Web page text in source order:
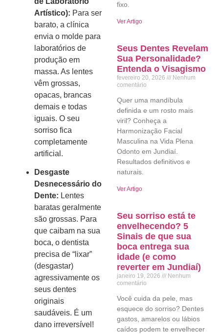
Artístico): Para ser
barato, a clínica
envia o molde para
laboratórios de
produção em
massa. As lentes
vêm grossas,
opacas, brancas
demais e todas
iguais. O seu
sorriso fica
completamente
artificial.
Desgaste
Desnecessário do
Dente: Lentes
baratas geralmente
são grossas. Para
que caibam na sua
boca, o dentista
precisa de “lixar”
(desgastar)
agressivamente os
seus dentes
originais
saudáveis. É um
dano irreversível!
fixo.
Ver Artigo
Seus Dentes Revelam
Sua Personalidade?
Entenda o Visagismo
fevereiro 20, 2026
Nenhum
comentário
Quer uma mandíbula
definida e um rosto mais
viril? Conheça a
Harmonização Facial
Masculina na Vida Plena
Odonto em Jundiaí.
Resultados definitivos e
naturais.
Ver Artigo
Seu sorriso está te
envelhecendo? 5
Sinais de que sua
boca entrega sua
idade (e como
reverter em Jundiaí)
janeiro 19, 2026
Nenhum
comentário
Você cuida da pele, mas
esquece do sorriso? Dentes
gastos, amarelos ou lábios
caídos podem te envelhecer